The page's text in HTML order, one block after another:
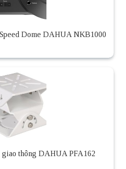
Dome DAHUA NKB1000
giao thông DAHUA PFA162